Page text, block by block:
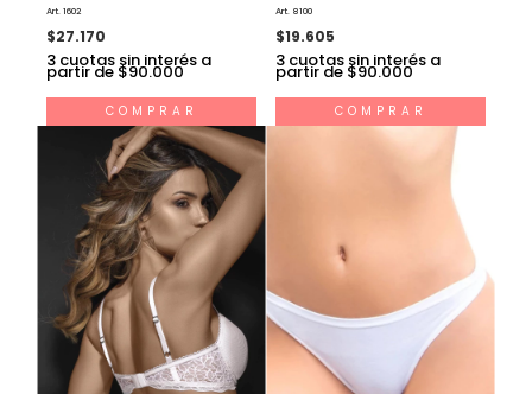
Art. 1602
$27.170
3 cuotas sin interés a
partir de $90.000
COMPRAR
Art. 8100
$19.605
3 cuotas sin interés a
partir de $90.000
COMPRAR